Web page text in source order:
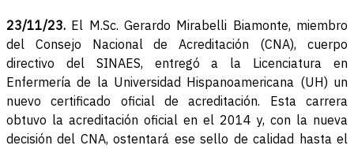
23/11/23. El M.Sc. Gerardo Mirabelli Biamonte, miembro
del Consejo Nacional de Acreditación (CNA), cuerpo
directivo del SINAES, entregó a la Licenciatura en
Enfermería de la Universidad Hispanoamericana (UH) un
nuevo certificado oficial de acreditación. Esta carrera
obtuvo la acreditación oficial en el 2014 y, con la nueva
decisión del CNA, ostentará ese sello de calidad hasta el